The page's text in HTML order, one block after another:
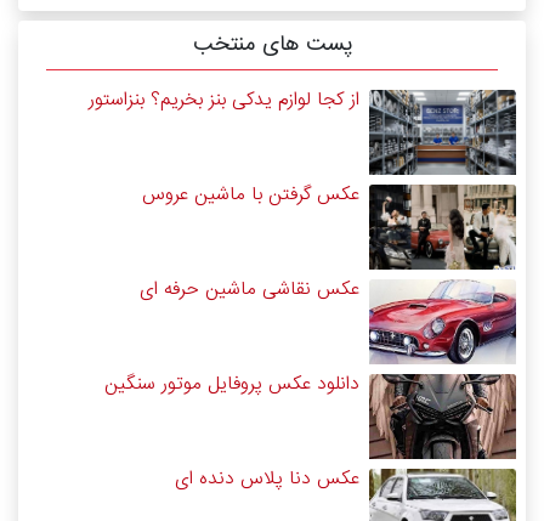
پست های منتخب
از کجا لوازم یدکی بنز بخریم؟ بنزاستور
عکس گرفتن با ماشین عروس
عکس نقاشی ماشین حرفه ای
دانلود عکس پروفایل موتور سنگین
عکس دنا پلاس دنده ای